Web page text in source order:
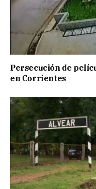
Persecución de
en Corrientes